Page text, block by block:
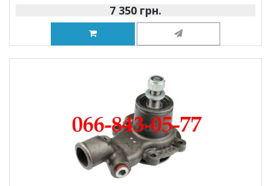
7 350 грн.